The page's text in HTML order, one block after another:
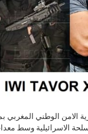
الامن الوطني
الاسرائيلية وسط